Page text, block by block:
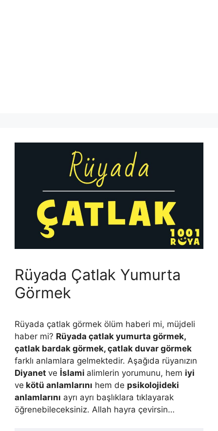
Rüyada Çatlak Yumurta
Görmek
Rüyada çatlak görmek ölüm haberi mi, müjdeli
haber mi? Rüyada çatlak yumurta görmek,
çatlak bardak görmek, çatlak duvar görmek
farklı anlamlara gelmektedir. Aşağıda rüyanızın
Diyanet ve İslami alimlerin yorumunu, hem iyi
ve kötü anlamlarını hem de psikolojideki
anlamlarını ayrı ayrı başlıklara tıklayarak
öğrenebileceksiniz. Allah hayra çevirsin…